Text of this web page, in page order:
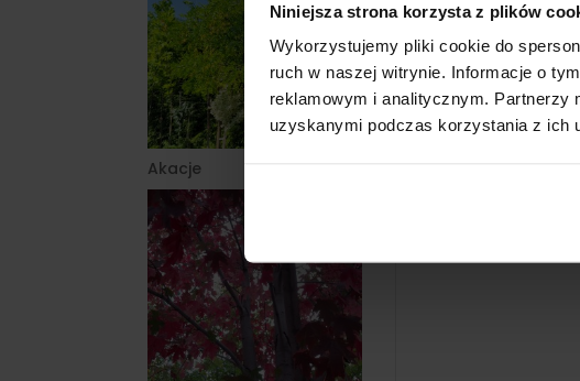
Niniejsza strona korzysta z plików
Wykorzystujemy pliki cookie do
ruch w naszej witrynie. Informacje o
reklamowym i analitycznym. Partnerzy
uzyskanymi podczas korzystania z ich
Akacje